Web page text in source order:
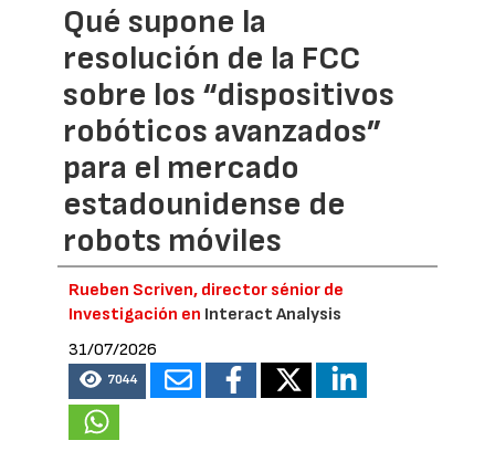
Qué supone la
resolución de la FCC
sobre los “dispositivos
robóticos avanzados”
para el mercado
estadounidense de
robots móviles
Rueben Scriven, director sénior de
Investigación en Interact Analysis
31/07/2026
7044